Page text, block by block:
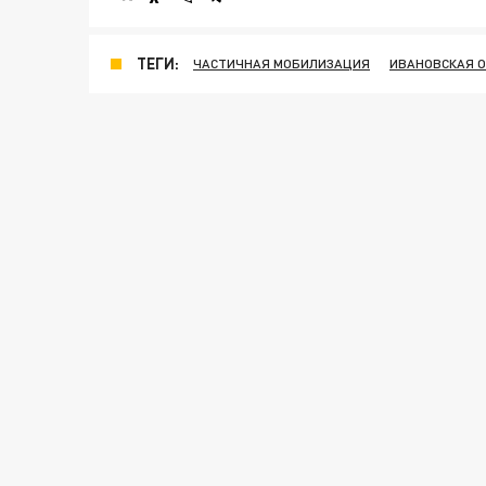
ТЕГИ: ЧАСТИЧНАЯ МОБИЛИЗАЦИЯ ИВАНОВСКАЯ